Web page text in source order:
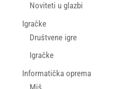
Noviteti u glazbi
Igračke
Društvene igre
Igračke
Informatička oprema
Miš